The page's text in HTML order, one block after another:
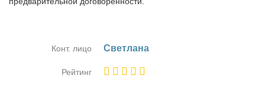
Конт. лицо Свет­ла­на
Рейтинг